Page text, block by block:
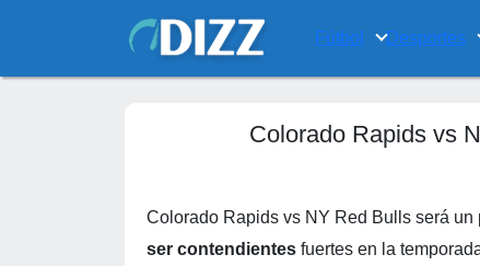
Fútbol Desportes
Colorado Rapids vs
Colorado Rapids vs NY Red Bulls será
ser contendientes fuertes en la